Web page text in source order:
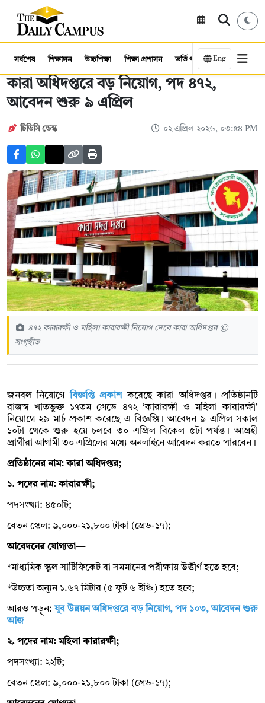
সর্বশেষ শিক্ষাঙ্গন উচ্চশিক্ষা শিক্ষা প্রশাসন ভর্তি পরীক্ষা কর্মসংস্থান
Eng
কারা অধিদপ্তরে বড় নিয়োগ, পদ ৪৭২,
আবেদন শুরু ৯ এপ্রিল
টিডিসি ডেস্ক ০২ এপ্রিল ২০২৬, ০৩:৫৪ PM
৪৭২ কারারক্ষী ও মহিলা কারারক্ষী নিয়োগ দেবে কারা অধিদপ্তর ©
সংগৃহীত
জনবল নিয়োগেবিজ্ঞপ্তি প্রকাশকরেছে কারা অধিদপ্তর। প্রতিষ্ঠানটি
রাজস্ব খাতভুক্ত ১৭তম গ্রেডে ৪৭২ ‘কারারক্ষী ও মহিলা কারারক্ষী’
নিয়োগে ২৯ মার্চ প্রকাশ করেছে এ বিজ্ঞপ্তি। আবেদন ৯ এপ্রিল সকাল
১০টা থেকে শুরু হয়ে চলবে ৩০ এপ্রিল বিকেল ৫টা পর্যন্ত। আগ্রহী
প্রার্থীরা আগামী ৩০ এপ্রিলের মধ্যে অনলাইনে আবেদন করতে পারবেন।
প্রতিষ্ঠানের নাম: কারা অধিদপ্তর;
১. পদের নাম: কারারক্ষী;
পদসংখ্যা: ৪৫০টি;
বেতন স্কেল: ৯,০০০-২১,৮০০ টাকা (গ্রেড-১৭);
আবেদনের যোগ্যতা—
*মাধ্যমিক স্কুল সার্টিফিকেট বা সমমানের পরীক্ষায় উত্তীর্ণ হতে হবে;
*উচ্চতা অন্যূন ১.৬৭ মিটার (৫ ফুট ৬ ইঞ্চি) হতে হবে;
আরও পড়ুন:যুব উন্নয়ন অধিদপ্তরে বড় নিয়োগ, পদ ১০৩, আবেদন শুরু
আজ
২. পদের নাম: মহিলা কারারক্ষী;
পদসংখ্যা: ২২টি;
বেতন স্কেল: ৯,০০০-২১,৮০০ টাকা (গ্রেড-১৭);